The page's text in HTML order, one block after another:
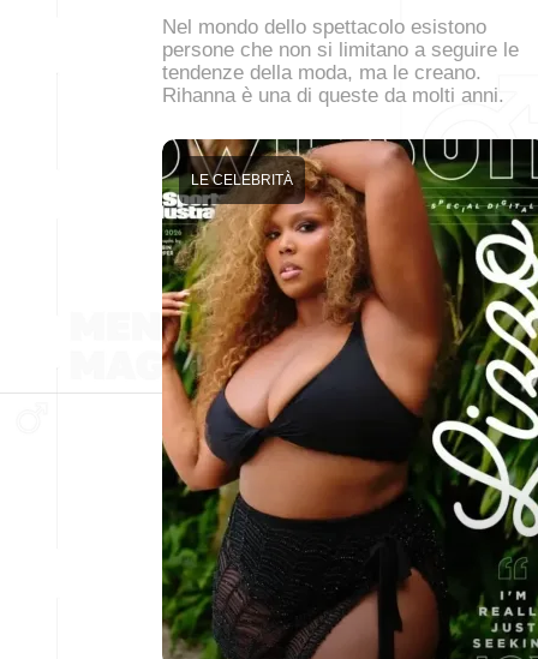
Nel mondo dello spettacolo esistono
persone che non si limitano a seguire le
tendenze della moda, ma le creano.
Rihanna è una di queste da molti anni.
LE CELEBRITÀ